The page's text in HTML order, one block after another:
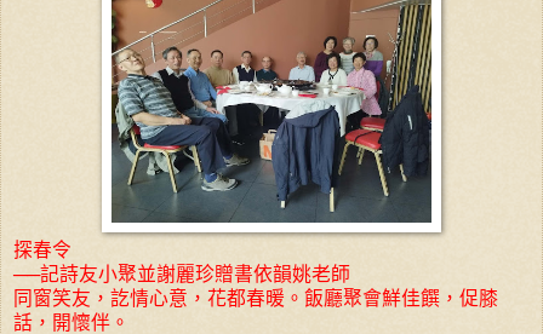
探春令
──記詩友小聚並謝麗珍贈書依韻姚老師
同窗笑友，訖情心意，花都春暖。飯廳聚會鮮佳饌，促膝
話，開懷伴。